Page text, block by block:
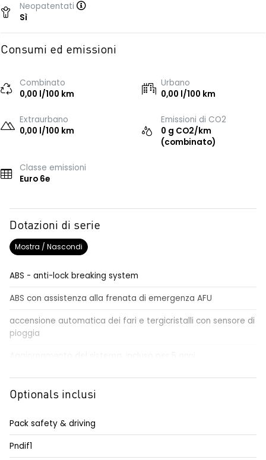
Neopatentati
Sì
Consumi ed emissioni
Combinato
0,00 l/100 km
Urbano
0,00 l/100 km
Extraurbano
0,00 l/100 km
Emissioni di CO2
0 g CO2/km
(combinato)
Classe emissioni
Euro 6e
Dotazioni di serie
Mostra / Nascondi
ABS - anti-lock breaking system
ABS con assistenza alla frenata di emergenza AFU
accensione automatica dei fari e tergicristalli con sensore di
pioggia
airbag centrale, airbag laterali e a tendina anteriori e
posteriori
alzacristalli anteriori elettrici impulsionali
Optionals inclusi
Pack safety & driving
Pndif1